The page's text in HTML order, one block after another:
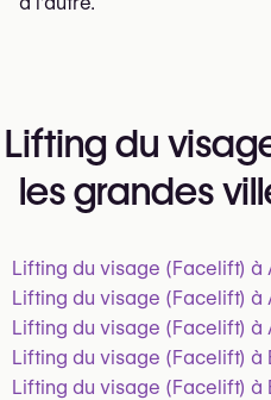
Lifting du
les grandes
Lifting du visage (Facelift) à
Lifting du visage (Facelift) à
Lifting du visage (Facelift) à
Lifting du visage (Facelift) à
Lifting du visage (Facelift) à